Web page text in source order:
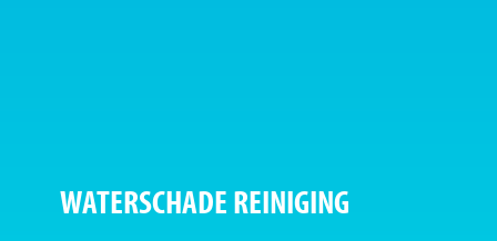
WATERSCHADE REINIGING